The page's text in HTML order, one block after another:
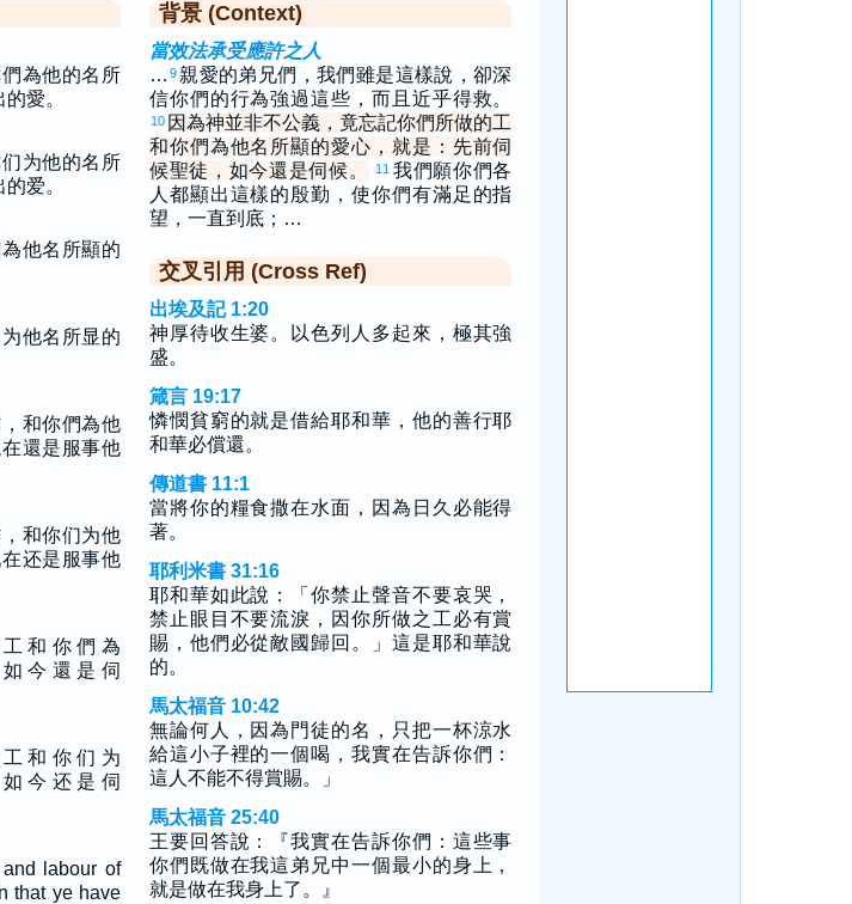
為他的名所
愛。
为他的名所
爱。
他名所顯的
他名所显的
和你們為他
還是服事他
和你们为他
还是服事他
和 你 們 為
今 還 是 伺
和 你 们 为
今 还 是 伺
labour of
that ye have
背景 (Context)
當效法承受應許之人
… 9 親愛的弟兄們，我們雖是這樣說，卻深
信你們的行為強過這些，而且近乎得救。
10 因為神並非不公義，竟忘記你們所做的工
和你們為他名所顯的愛心，就是：先前伺
候聖徒，如今還是伺候。
11 我們願你們各
人都顯出這樣的殷勤，使你們有滿足的指
望，一直到底；…
交叉引用 (Cross Ref)
出埃及記 1:20
神厚待收生婆。以色列人多起來，極其強
盛。
箴言 19:17
憐憫貧窮的就是借給耶和華，他的善行耶
和華必償還。
傳道書 11:1
當將你的糧食撒在水面，因為日久必能得
著。
耶利米書 31:16
耶和華如此說：「你禁止聲音不要哀哭，
禁止眼目不要流淚，因你所做之工必有賞
賜，他們必從敵國歸回。」這是耶和華說
的。
馬太福音 10:42
無論何人，因為門徒的名，只把一杯涼水
給這小子裡的一個喝，我實在告訴你們：
這人不能不得賞賜。」
馬太福音 25:40
王要回答說：『我實在告訴你們：這些事
你們既做在我這弟兄中一個最小的身上，
就是做在我身上了。』